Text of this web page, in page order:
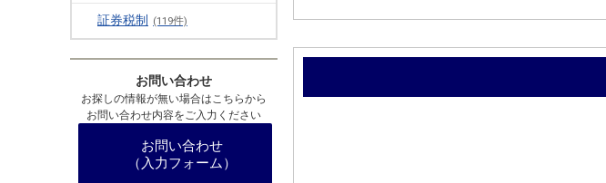
証券税制 (119件)
お問い合わせ
お探しの情報が無い場合はこちらから
お問い合わせ内容をご入力ください
お問い合わせ
（入力フォーム）